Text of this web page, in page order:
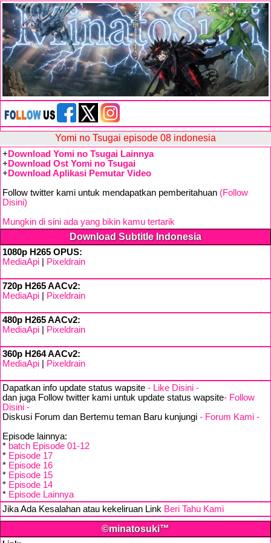
Yomi no Tsugai episode 08 indonesia
+ Download Yomi no Tsugai Lainnya
+ Download Ost Yomi no Tsugai
+ Download Aplikasi Pemutar Video
Follow twitter kami untuk mendapatkan pemberitahuan (Follow
Disini)
Mungkin di sini ada yang bikin kamu tertarik
Download Subtitle Indonesia
1080p H265 OPUS:
MediaApi
Pixeldrain
720p H265 AACv2:
MediaApi
Pixeldrain
480p H265 AACv2:
MediaApi
Pixeldrain
360p H264 AACv2:
MediaApi
Pixeldrain
Dapatkan info update status wapsite - Like Disini -
dan juga Follow twitter kami untuk update status wapsite- Follow
Disini -
Diskusi Forum dan Bertemu teman Baru kunjungi - Forum Kami -
Episode lainnya:
* batch Episode 01-12
* Episode 17
* Episode 16
* Episode 15
* Episode 14
* Episode Lainnya
Jika Ada Kesalahan atau kekeliruan Link Beri Tahu Kami
©minatosuki™